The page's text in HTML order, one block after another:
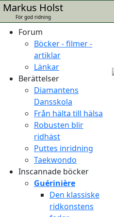
Markus Holst
För god ridning
Forum
Böcker - filmer -
artiklar
Länkar
Berättelser
Diamantens
Dansskola
Från hälta till hälsa
Robusten blir
ridhäst
Puttes inridning
Taekwondo
Inscannade böcker
Guérinière
Den klassiske
ridkonstens